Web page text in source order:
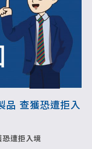
品 查獲恐遭拒入
遭拒入境